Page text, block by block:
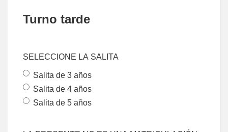
Turno tarde
SELECCIONE LA SALITA
Salita de 3 años
Salita de 4 años
Salita de 5 años